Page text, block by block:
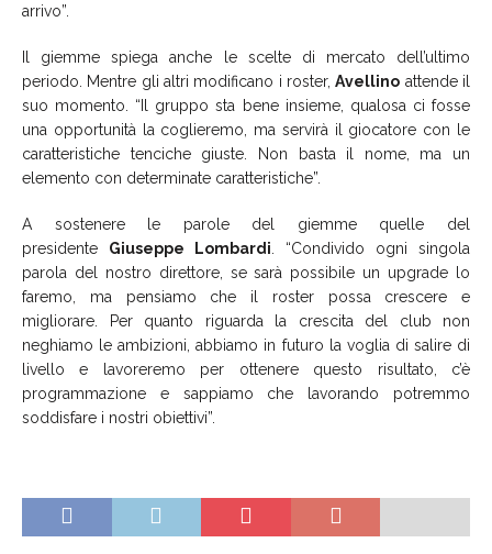
arrivo”.
Il giemme spiega anche le scelte di mercato dell’ultimo
periodo. Mentre gli altri modificano i roster,Avellino attende il
suo momento. “Il gruppo sta bene insieme, qualosa ci fosse
una opportunità la coglieremo, ma servirà il giocatore con le
caratteristiche tenciche giuste. Non basta il nome, ma un
elemento con determinate caratteristiche”.
A sostenere le parole del giemme quelle del
presidente Giuseppe Lombardi . “Condivido ogni singola
parola del nostro direttore, se sarà possibile un upgrade lo
faremo, ma pensiamo che il roster possa crescere e
migliorare. Per quanto riguarda la crescita del club non
neghiamo le ambizioni, abbiamo in futuro la voglia di salire di
livello e lavoreremo per ottenere questo risultato, c’è
programmazione e sappiamo che lavorando potremmo
soddisfare i nostri obiettivi”.